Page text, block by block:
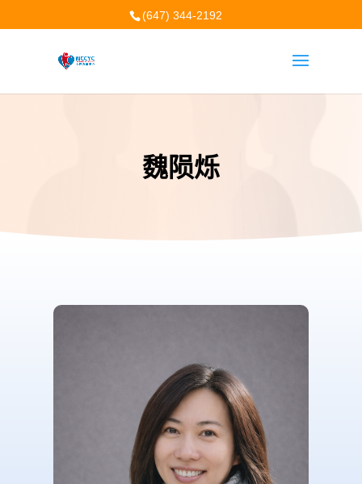
(647) 344-2192
魏陨烁